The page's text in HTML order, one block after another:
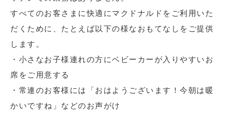
すべてのお客さまに快適にマクドナルドをご利用いた
だくために、たとえば以下の様なおもてなしをご提供
します。
・小さなお子様連れの方にベビーカーが入りやすいお
席をご用意する
・常連のお客様には「おはようございます！今朝は暖
かいですね」などのお声がけ